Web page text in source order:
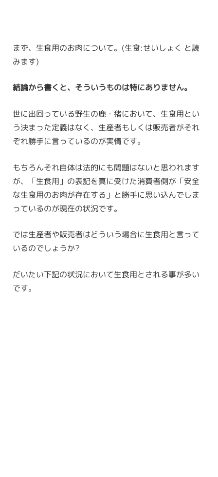
まず、生食用のお肉について。(生食:せいしょく と読
みます)
結論から書くと、そういうものは特にありません。
世に出回っている野生の鹿・猪において、生食用とい
う決まった定義はなく、生産者もしくは販売者がそれ
ぞれ勝手に言っているのが実情です。
もちろんそれ自体は法的にも問題はないと思われます
が、「生食用」の表記を真に受けた消費者側が「安全
な生食用のお肉が存在する」と勝手に思い込んでしま
っているのが現在の状況です。
では生産者や販売者はどういう場合に生食用と言って
いるのでしょうか?
だいたい下記の状況において生食用とされる事が多い
です。